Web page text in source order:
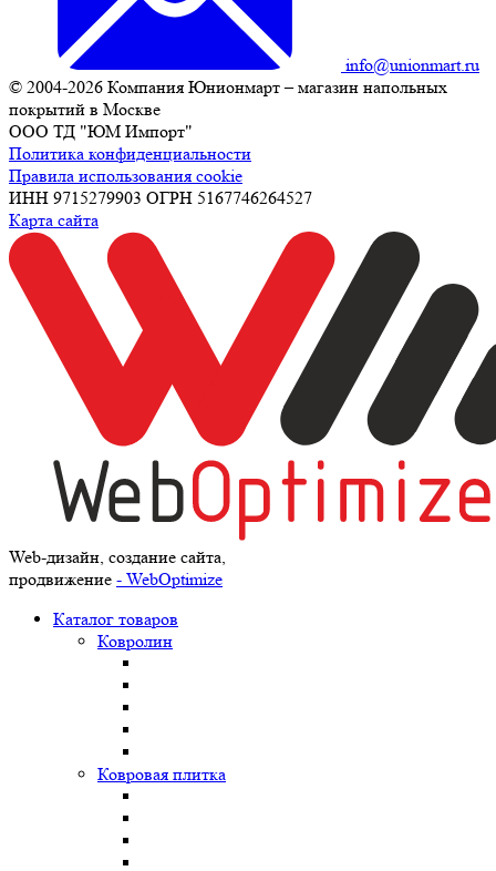
info@unionmart.ru
© 2004-2026 Компания Юнионмарт – магазин напольных
покрытий в Москве
ООО ТД "ЮМ Импорт"
Политика конфиденциальности
Правила использования cookie
ИНН 9715279903 ОГРН 5167746264527
Карта сайта
Web-дизайн, создание сайта,
продвижение - WebOptimize
Каталог товаров
Ковролин
Ковровая плитка